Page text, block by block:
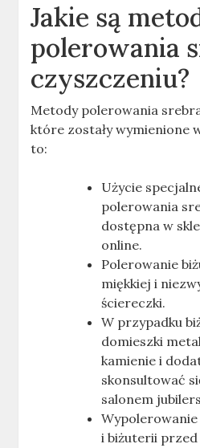
Jakie są
polerowania
czyszczeniu?
Metody polerowania
które zostały wymienione
to:
Użycie
polerowania
dostępna w
online.
Polerowanie
miękkiej i
ściereczki.
W przypadku
domieszki
kamienie i
skonsultować
salonem
i biżuterii